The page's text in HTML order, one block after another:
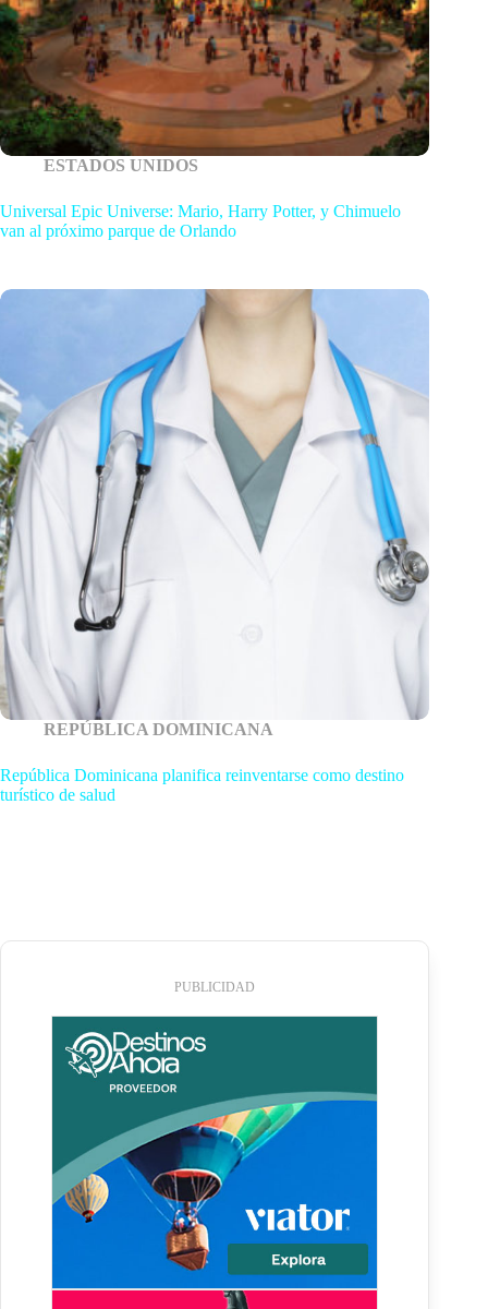
ESTADOS UNIDOS
Universal Epic Universe: Mario, Harry Potter, y Chimuelo
van al próximo parque de Orlando
REPÚBLICA DOMINICANA
República Dominicana planifica reinventarse como destino
turístico de salud
PUBLICIDAD